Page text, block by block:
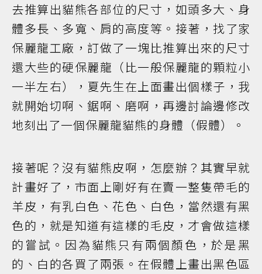
去推算出貓熊各部位的尺寸，如頭多大、身
體多長、多寬、肩的高度等。接著，找了家
保麗龍工廠，訂做了一塊比推算出來的尺寸
還大些的硬保麗龍（比一般保麗龍的顆粒小
一半左右），夏先生在上面畫出個樣子，我
就開始切啊、鋸啊、磨啊，再邊討論邊修改
地刻出了一個保麗龍貓熊的身體（假體）。
接著呢？沒有貓熊皮啊，怎麼辦？其實早就
計畫好了，市面上剛好有在賣一整隻帶毛的
羊皮，有乳白色、花色、白色，當然還有黑
色的，就是知道有這樣的毛皮，才會做這樣
的嘗試。因為貓熊只有兩個顏色，於是黑
的、白的各買了兩張。在假體上畫出黑色區